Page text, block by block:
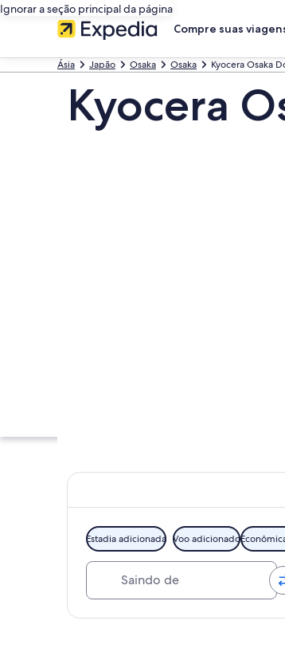
Ignorar a seção principal da página
Compre suas
Ásia Japão Osaka Osaka Kyocera Osaka
Kyocera
Estadia adicionada Voo adicionado